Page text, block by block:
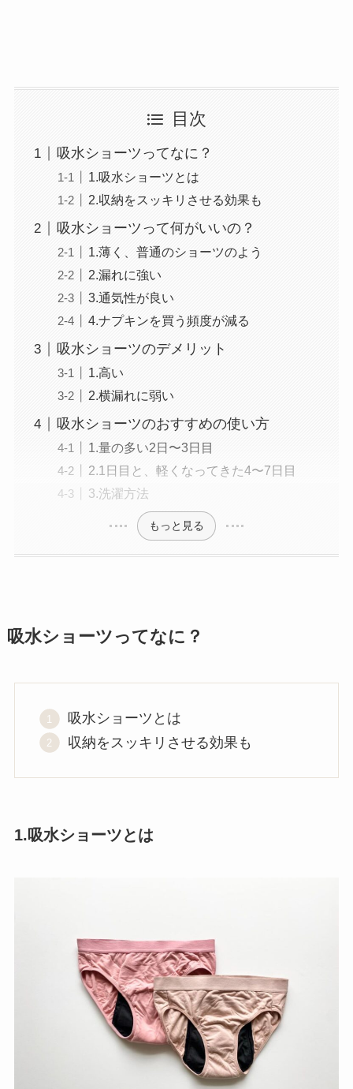
目次
吸水ショーツってなに？
1.吸水ショーツとは
2.収納をスッキリさせる効果も
吸水ショーツって何がいいの？
1.薄く、普通のショーツのよう
2.漏れに強い
3.通気性が良い
4.ナプキンを買う頻度が減る
吸水ショーツのデメリット
1.高い
2.横漏れに弱い
吸水ショーツのおすすめの使い方
1.量の多い2日〜3日目
2.1日目と、軽くなってきた4〜7日目
3.洗濯方法
もっと見る
吸水ショーツってなに？
吸水ショーツとは
収納をスッキリさせる効果も
1.吸水ショーツとは